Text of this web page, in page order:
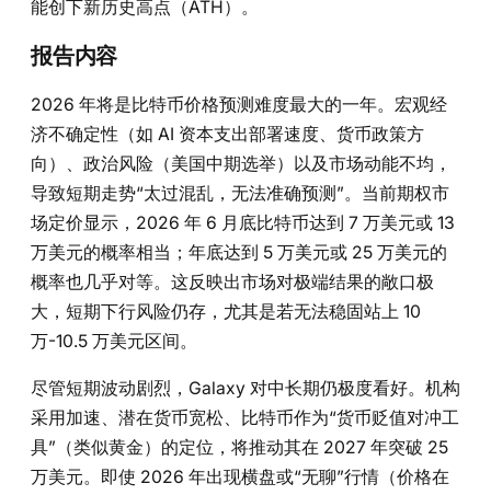
能创下新历史高点（ATH）。
报告内容
2026 年将是比特币价格预测难度最大的一年。宏观经
济不确定性（如 AI 资本支出部署速度、货币政策方
向）、政治风险（美国中期选举）以及市场动能不均，
导致短期走势“太过混乱，无法准确预测”。当前期权市
场定价显示，2026 年 6 月底比特币达到 7 万美元或 13
万美元的概率相当；年底达到 5 万美元或 25 万美元的
概率也几乎对等。这反映出市场对极端结果的敞口极
大，短期下行风险仍存，尤其是若无法稳固站上 10
万-10.5 万美元区间。
尽管短期波动剧烈，Galaxy 对中长期仍极度看好。机构
采用加速、潜在货币宽松、比特币作为“货币贬值对冲工
具”（类似黄金）的定位，将推动其在 2027 年突破 25
万美元。即使 2026 年出现横盘或“无聊”行情（价格在